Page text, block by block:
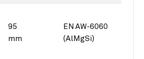
95
mm
EN AW-6060
(AlMgSi)